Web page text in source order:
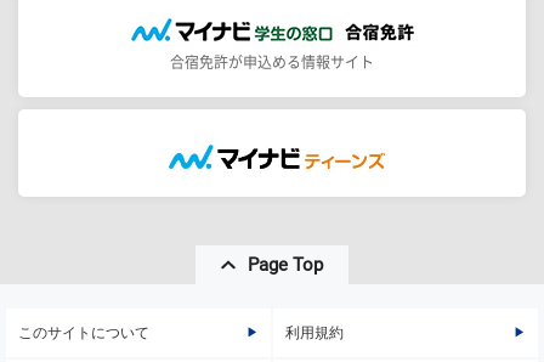
合宿免許が申込める情報サイト
Page Top
このサイトについて 利用規約